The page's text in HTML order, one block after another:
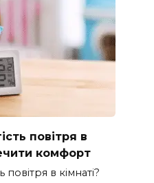
повітря в
комфорт
в кімнаті?